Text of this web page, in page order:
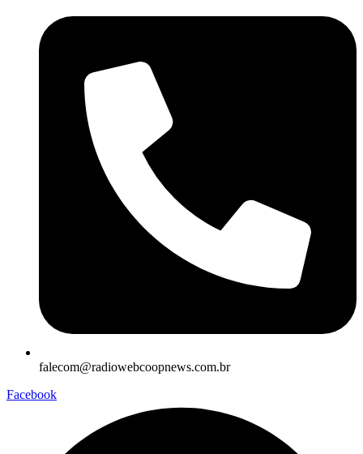
falecom@radiowebcoopnews.com.br
Facebook